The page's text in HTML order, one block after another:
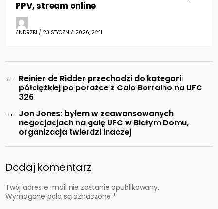
PPV, stream online
ANDRZEJ / 23 STYCZNIA 2026, 22:11
←
Reinier de Ridder przechodzi do kategorii
półciężkiej po porażce z Caio Borralho na UFC
326
→
Jon Jones: byłem w zaawansowanych
negocjacjach na galę UFC w Białym Domu,
organizacja twierdzi inaczej
Dodaj komentarz
Twój adres e-mail nie zostanie opublikowany.
Wymagane pola są oznaczone *